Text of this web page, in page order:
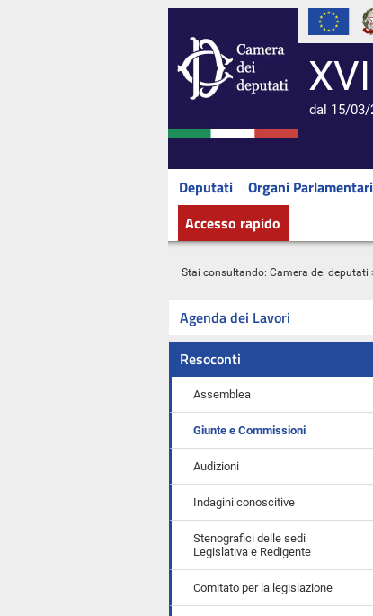
dal 15/03/
Deputati Organi Parlamentari
Accesso rapido
Stai consultando: Camera dei deputati
Agenda dei Lavori
Resoconti
Assemblea
Giunte e Commissioni
Audizioni
Indagini conoscitive
Stenografici delle sedi
Legislativa e Redigente
Comitato per la legislazione